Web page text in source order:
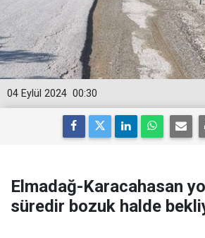
00:30
04 Eylül 2024
Elmadağ-Karacahasan
süredir bozuk halde